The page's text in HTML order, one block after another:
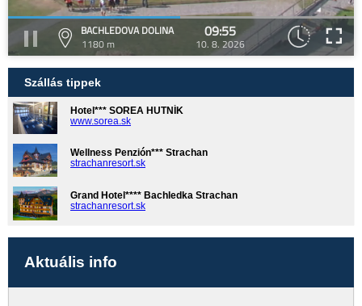
BACHLEDOVA DOLINA
1180 m
09:55
10. 8. 2026
Szállás tippek
Hotel*** SOREA HUTNÍK
www.sorea.sk
Wellness Penzión*** Strachan
strachanresort.sk
Grand Hotel**** Bachledka Strachan
strachanresort.sk
Aktuális info